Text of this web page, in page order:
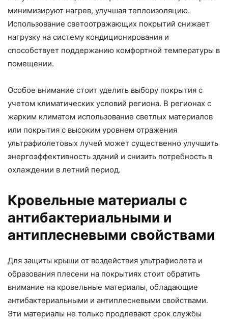
минимизируют нагрев, улучшая теплоизоляцию.
Использование светоотражающих покрытий снижает
нагрузку на систему кондиционирования и
способствует поддержанию комфортной температуры в
помещении.
Особое внимание стоит уделить выбору покрытия с
учетом климатических условий региона. В регионах с
жарким климатом использование светлых материалов
или покрытия с высоким уровнем отражения
ультрафиолетовых лучей может существенно улучшить
энергоэффективность зданий и снизить потребность в
охлаждении в летний период.
Кровельные материалы с
антибактериальными и
антиплесневыми свойствами
Для защиты крыши от воздействия ультрафиолета и
образования плесени на покрытиях стоит обратить
внимание на кровельные материалы, обладающие
антибактериальными и антиплесневыми свойствами.
Эти материалы не только продлевают срок службы